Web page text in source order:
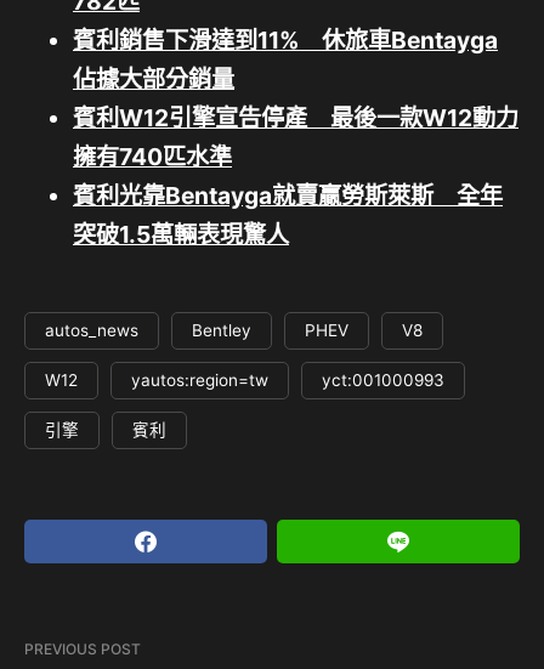
賓利銷售下滑達到11% 休旅車Bentayga
佔據大部分銷量
賓利W12引擎宣告停產 最後一款W12動力
擁有740匹水準
賓利光靠Bentayga就賣贏勞斯萊斯 全年
突破1.5萬輛表現驚人
autos_news Bentley PHEV V8
W12 yautos:region=tw yct:001000993
引擎 賓利
PREVIOUS POST